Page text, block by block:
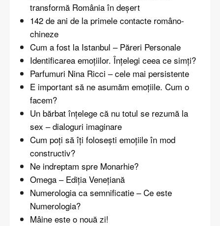
transformă România în deşert
142 de ani de la primele contacte româno-
chineze
Cum a fost la Istanbul – Păreri Personale
Identificarea emoțiilor. Înțelegi ceea ce simți?
Parfumuri Nina Ricci – cele mai persistente
E important să ne asumăm emoțiile. Cum o
facem?
Un bărbat înțelege că nu totul se rezumă la
sex – dialoguri imaginare
Cum poți să îți folosești emoțiile în mod
constructiv?
Ne indreptam spre Monarhie?
Omega – Ediția Venețiană
Numerologia ca semnificatie – Ce este
Numerologia?
Mâine este o nouă zi!